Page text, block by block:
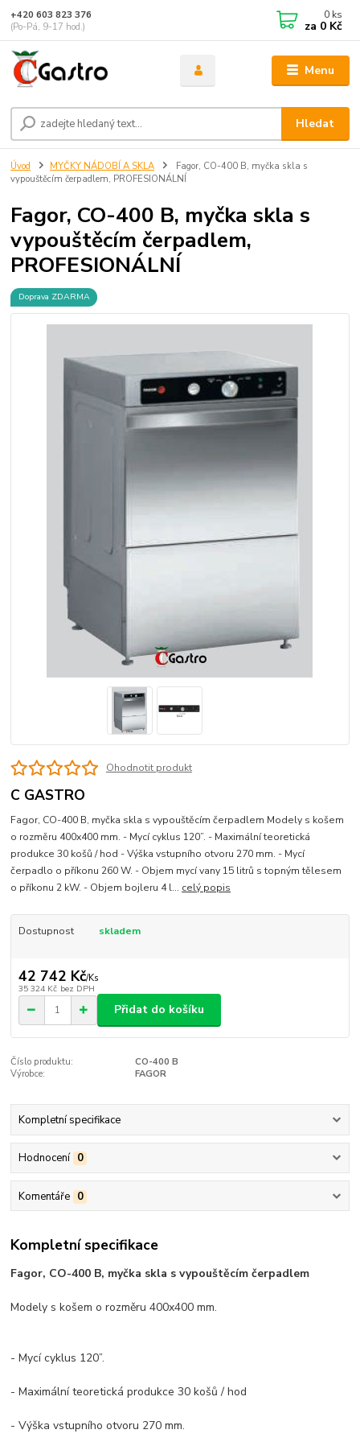
Menu
Hledat
+420 603 823 376
(Po-Pá, 9-17 hod.)
0 ks
za 0 Kč
Úvod MYČKY NÁDOBÍ A SKLA
Fagor, CO-400 B, myčka skla s
vypouštěcím čerpadlem, PROFESIONÁLNÍ
Fagor, CO-400 B, myčka skla s
vypouštěcím čerpadlem,
PROFESIONÁLNÍ
Doprava ZDARMA
Ohodnotit produkt
C GASTRO
Fagor, CO-400 B, myčka skla s vypouštěcím čerpadlem Modely s košem
o rozměru 400x400 mm. - Mycí cyklus 120”. - Maximální teoretická
produkce 30 košů / hod - Výška vstupního otvoru 270 mm. - Mycí
čerpadlo o příkonu 260 W. - Objem mycí vany 15 litrů s topným tělesem
o příkonu 2 kW. - Objem bojleru 4 l... celý popis
Dostupnost skladem
42 742 Kč/Ks
35 324 Kč bez DPH
Přidat do košíku
Číslo produktu:
CO-400 B
Výrobce:
FAGOR
Kompletní specifikace
Hodnocení 0
Komentáře 0
Kompletní specifikace
Fagor, CO-400 B, myčka skla s vypouštěcím čerpadlem
Modely s košem o rozměru 400x400 mm.
- Mycí cyklus 120”.
- Maximální teoretická produkce 30 košů / hod
- Výška vstupního otvoru 270 mm.